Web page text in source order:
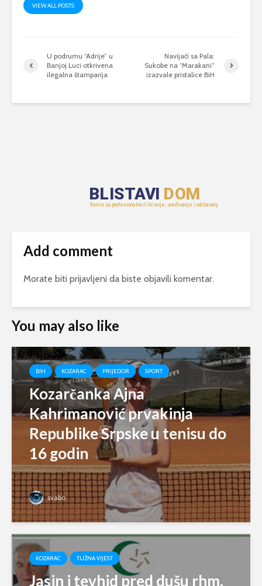
VIEW ALL POSTS
U podrumu “Adrije” u
Banjoj Luci otkrivena
ilegalna štamparija
Navijači sa Pala:
Sukobe na “Marakani”
izazvale pristalice BiH
Add comment
Morate biti prijavljeni da biste objavili komentar.
You may also like
BIH KOZARAC PRIJEDOR SPORT
Kozarčanka Ajna
Kahrimanović prvakinja
Republike Srpske u tenisu do
16 godin
svabo
KOZARAC TUŽNA VIJEST
Jasin i tevhid pred dušu rhm.